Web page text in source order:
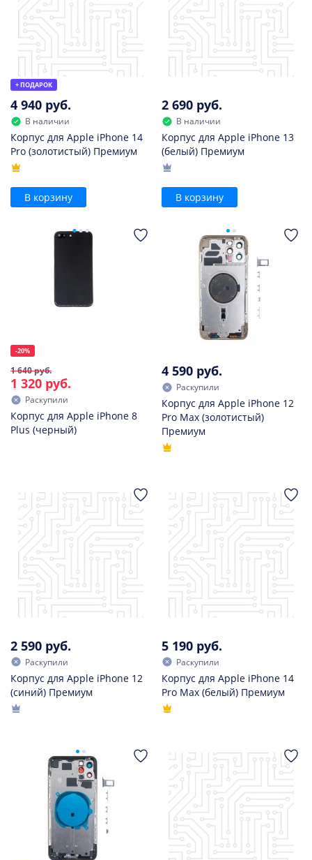
+ ПОДАРОК
4 940 руб.
В наличии
Корпус для Apple iPhone 14
Pro (золотистый) Премиум
В корзину
2 690 руб.
В наличии
Корпус для Apple iPhone 13
(белый) Премиум
В корзину
-20%
1 640 руб.
1 320 руб.
Раскупили
Корпус для Apple iPhone 8
Plus (черный)
4 590 руб.
Раскупили
Корпус для Apple iPhone 12
Pro Max (золотистый)
Премиум
2 590 руб.
Раскупили
Корпус для Apple iPhone 12
(синий) Премиум
5 190 руб.
Раскупили
Корпус для Apple iPhone 14
Pro Max (белый) Премиум